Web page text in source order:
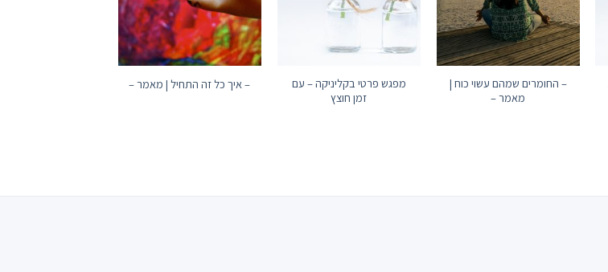
– החומרים שמהם עשוי כוח |
מאמר –
מפגש פרטי בקליניקה – עם
זמן חוצץ
– איך כל זה התחיל | מאמר –